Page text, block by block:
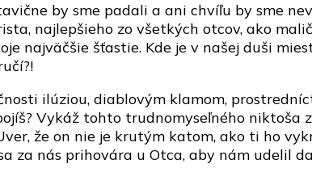
by sme padali a ani chvíľu by sme
najlepšieho zo všetkých otcov, ako
najväčšie šťastie. Kde je v našej duši
ilúziou, diablovým klamom,
Vykáž tohto trudnomyseľného niktoša
že on nie je krutým katom, ako ti ho
za nás prihovára u Otca, aby nám udelil